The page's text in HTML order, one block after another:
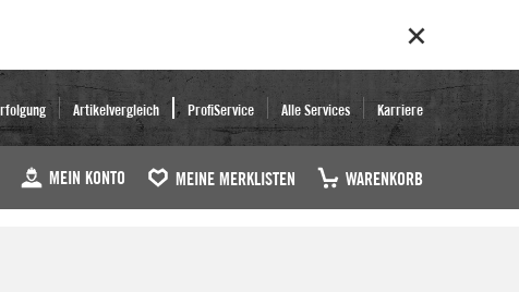
Artikelvergleich ProfiService Alle Services Karriere
MEIN KONTO MEINE MERKLISTEN WARENKORB